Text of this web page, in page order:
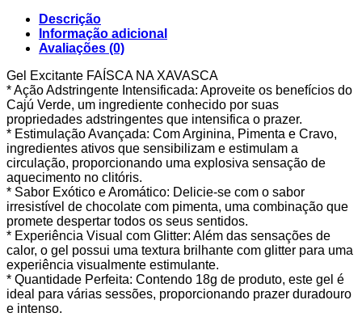
Descrição
Informação adicional
Avaliações (0)
Gel Excitante FAÍSCA NA XAVASCA
* Ação Adstringente Intensificada: Aproveite os benefícios do
Cajú Verde, um ingrediente conhecido por suas
propriedades adstringentes que intensifica o prazer.
* Estimulação Avançada: Com Arginina, Pimenta e Cravo,
ingredientes ativos que sensibilizam e estimulam a
circulação, proporcionando uma explosiva sensação de
aquecimento no clitóris.
* Sabor Exótico e Aromático: Delicie-se com o sabor
irresistível de chocolate com pimenta, uma combinação que
promete despertar todos os seus sentidos.
* Experiência Visual com Glitter: Além das sensações de
calor, o gel possui uma textura brilhante com glitter para uma
experiência visualmente estimulante.
* Quantidade Perfeita: Contendo 18g de produto, este gel é
ideal para várias sessões, proporcionando prazer duradouro
e intenso.